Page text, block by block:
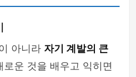
아니라 자기 계발의 큰
운 것을 배우고 익히면